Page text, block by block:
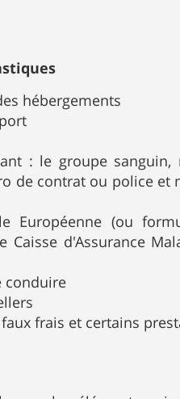
hébergements
: le groupe
de contrat ou police et
Européenne (ou
Caisse d'Assurance
conduire
frais et certains